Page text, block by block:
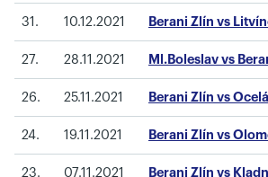
31. 10.12.2021 Berani Zlín vs
27. 28.11.2021 Ml.Boleslav vs
26. 25.11.2021 Berani Zlín vs
24. 19.11.2021 Berani Zlín vs
23. 07.11.2021 Berani Zlín vs